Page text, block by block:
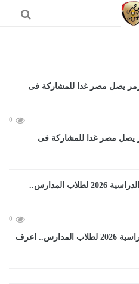
0
يصل مصر غدا للمشاركة فى
0
أماكن وطرق سداد المصروفات الدراسية 2026 لطلاب المدارس.. اعرف